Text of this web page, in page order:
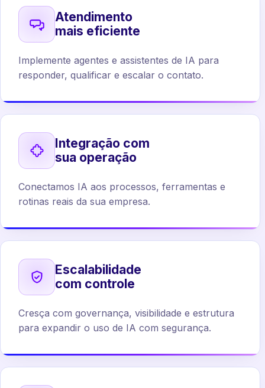
Atendimento
mais eficiente
Implemente agentes e assistentes de IA para
responder, qualificar e escalar o contato.
Integração com
sua operação
Conectamos IA aos processos, ferramentas e
rotinas reais da sua empresa.
Escalabilidade
com controle
Cresça com governança, visibilidade e estrutura
para expandir o uso de IA com segurança.